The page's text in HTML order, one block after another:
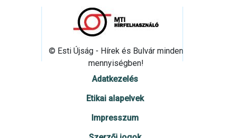
© Esti Újság - Hírek és Bulvár minden
mennyiségben!
Adatkezelés
Etikai alapelvek
Impresszum